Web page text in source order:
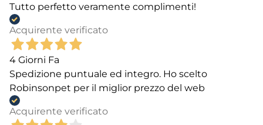
Tutto perfetto veramente complimenti!
Acquirente verificato
4 Giorni Fa
Spedizione puntuale ed integro. Ho scelto
Robinsonpet per il miglior prezzo del web
Acquirente verificato